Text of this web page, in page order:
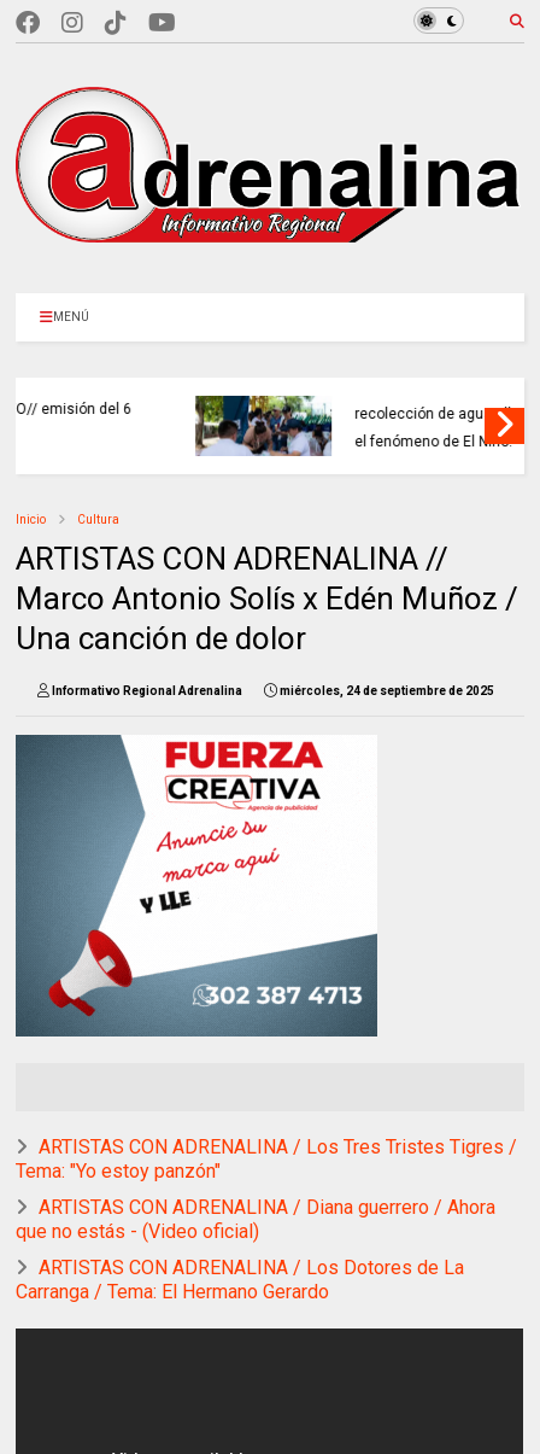
MENÚ
recolección de aguas lluvias para enfrentar
el fenómeno de El Niño.
Inicio Cultura
ARTISTAS CON ADRENALINA //
Marco Antonio Solís x Edén Muñoz /
Una canción de dolor
Informativo Regional Adrenalina miércoles, 24 de septiembre de 2025
ARTISTAS CON ADRENALINA / Los Tres Tristes Tigres /
Tema: "Yo estoy panzón"
ARTISTAS CON ADRENALINA / Diana guerrero / Ahora
que no estás - (Video oficial)
ARTISTAS CON ADRENALINA / Los Dotores de La
Carranga / Tema: El Hermano Gerardo